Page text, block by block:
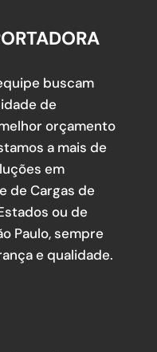
buscam
de
orçamento
a mais de
em
de Cargas de
ou de
Paulo, sempre
e qualidade.